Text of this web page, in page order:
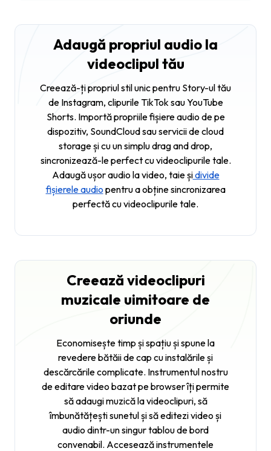
Adaugă propriul audio la
videoclipul tău
Creează-ți propriul stil unic pentru Story-ul tău
de Instagram, clipurile TikTok sau YouTube
Shorts. Importă propriile fișiere audio de pe
dispozitiv, SoundCloud sau servicii de cloud
storage și cu un simplu drag and drop,
sincronizează-le perfect cu videoclipurile tale.
Adaugă ușor audio la video, taie șidivide
fișierele audio pentru a obține sincronizarea
perfectă cu videoclipurile tale.
Creează videoclipuri
muzicale uimitoare de
oriunde
Economisește timp și spațiu și spune la
revedere bătăii de cap cu instalările și
descărcările complicate. Instrumentul nostru
de editare video bazat pe browser îți permite
să adaugi muzică la videoclipuri, să
îmbunătățești sunetul și să editezi video și
audio dintr-un singur tablou de bord
convenabil. Accesează instrumentele